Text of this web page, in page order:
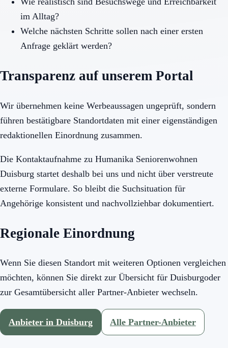
im Alltag?
Welche nächsten Schritte sollen nach einer ersten
Anfrage geklärt werden?
Transparenz auf unserem Portal
Wir übernehmen keine Werbeaussagen ungeprüft, sondern
führen bestätigbare Standortdaten mit einer eigenständigen
redaktionellen Einordnung zusammen.
Die Kontaktaufnahme zu Humanika Seniorenwohnen
Duisburg startet deshalb bei uns und nicht über verstreute
externe Formulare. So bleibt die Suchsituation für
Angehörige konsistent und nachvollziehbar dokumentiert.
Regionale Einordnung
Wenn Sie diesen Standort mit weiteren Optionen vergleichen
möchten, können Sie direkt zur Übersicht für Duisburgoder
zur Gesamtübersicht aller Partner-Anbieter wechseln.
Anbieter in Duisburg Alle Partner-Anbieter